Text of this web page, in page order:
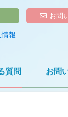
お問
情報
質問 お問